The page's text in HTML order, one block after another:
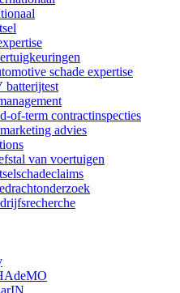
schade expertise
batterijtest
of-term contractinspecties
advies
van voertuigen